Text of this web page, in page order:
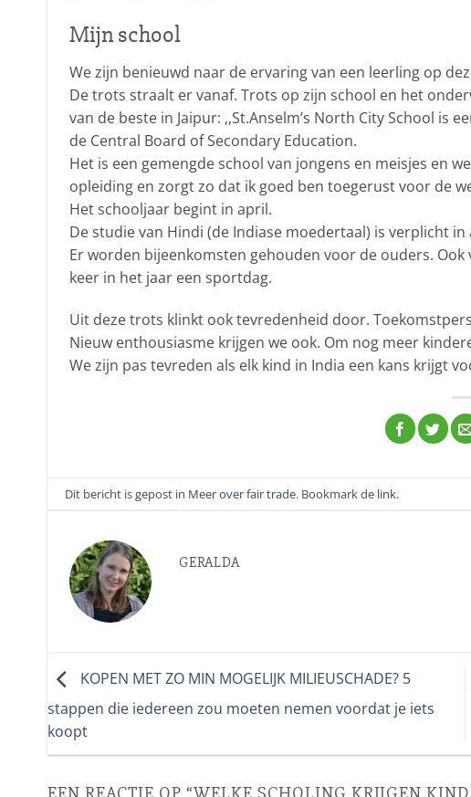
Mijn school
We zijn benieuwd naar de ervaring van een leerling op
De trots straalt er vanaf. Trots op zijn school en het
van de beste in Jaipur: ,,St.Anselm’s North City School is
de Central Board of Secondary Education.
Het is een gemengde school van jongens en meisjes en
opleiding en zorgt zo dat ik goed ben toegerust voor de
Het schooljaar begint in april.
De studie van Hindi (de Indiase moedertaal) is verplicht
Er worden bijeenkomsten gehouden voor de ouders.
keer in het jaar een sportdag.
Uit deze trots klinkt ook tevredenheid door.
Nieuw enthousiasme krijgen we ook. Om nog meer
We zijn pas tevreden als elk kind in India een kans krijgt
Dit bericht is gepost in Meer over fair trade. Bookmark de link.
GERALDA
KOPEN MET ZO MIN MOGELIJK MILIEUSCHADE? 5
stappen die iedereen zou moeten nemen voordat je iets
koopt